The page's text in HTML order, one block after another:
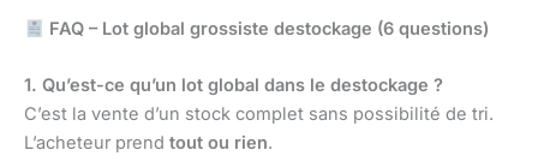
FAQ – Lot global grossiste destockage (6 questions)
1. Qu’est-ce qu’un lot global dans le destockage ?
C’est la vente d’un stock complet sans possibilité de tri.
L’acheteur prend tout ou rien.